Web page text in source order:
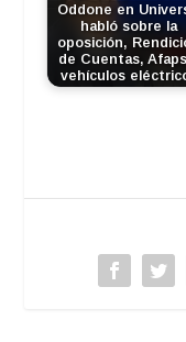
Oddone en
habló sobre la
oposición,
de Cuentas,
vehículos